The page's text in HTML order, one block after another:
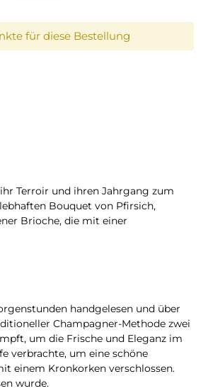
für diese Bestellung
Terroir und ihren Jahrgang zum
Bouquet von Pfirsich,
Brioche, die mit einer
handgelesen und über
Champagner-Methode zwei
um die Frische und Eleganz im
verbrachte, um eine schöne
einem Kronkorken verschlossen.
wurde.